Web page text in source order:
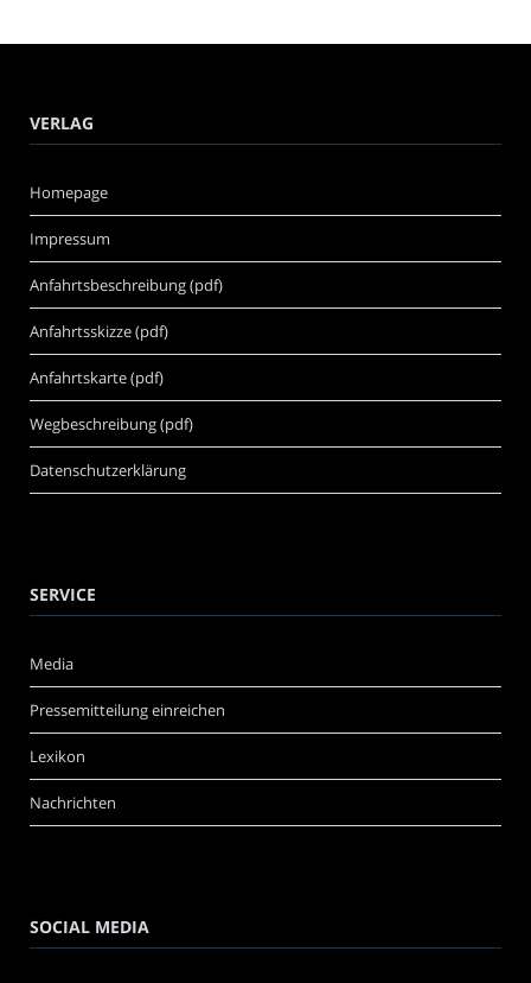
VERLAG
Homepage
Impressum
Anfahrtsbeschreibung (pdf)
Anfahrtsskizze (pdf)
Anfahrtskarte (pdf)
Wegbeschreibung (pdf)
Datenschutzerklärung
SERVICE
Media
Pressemitteilung einreichen
Lexikon
Nachrichten
SOCIAL MEDIA